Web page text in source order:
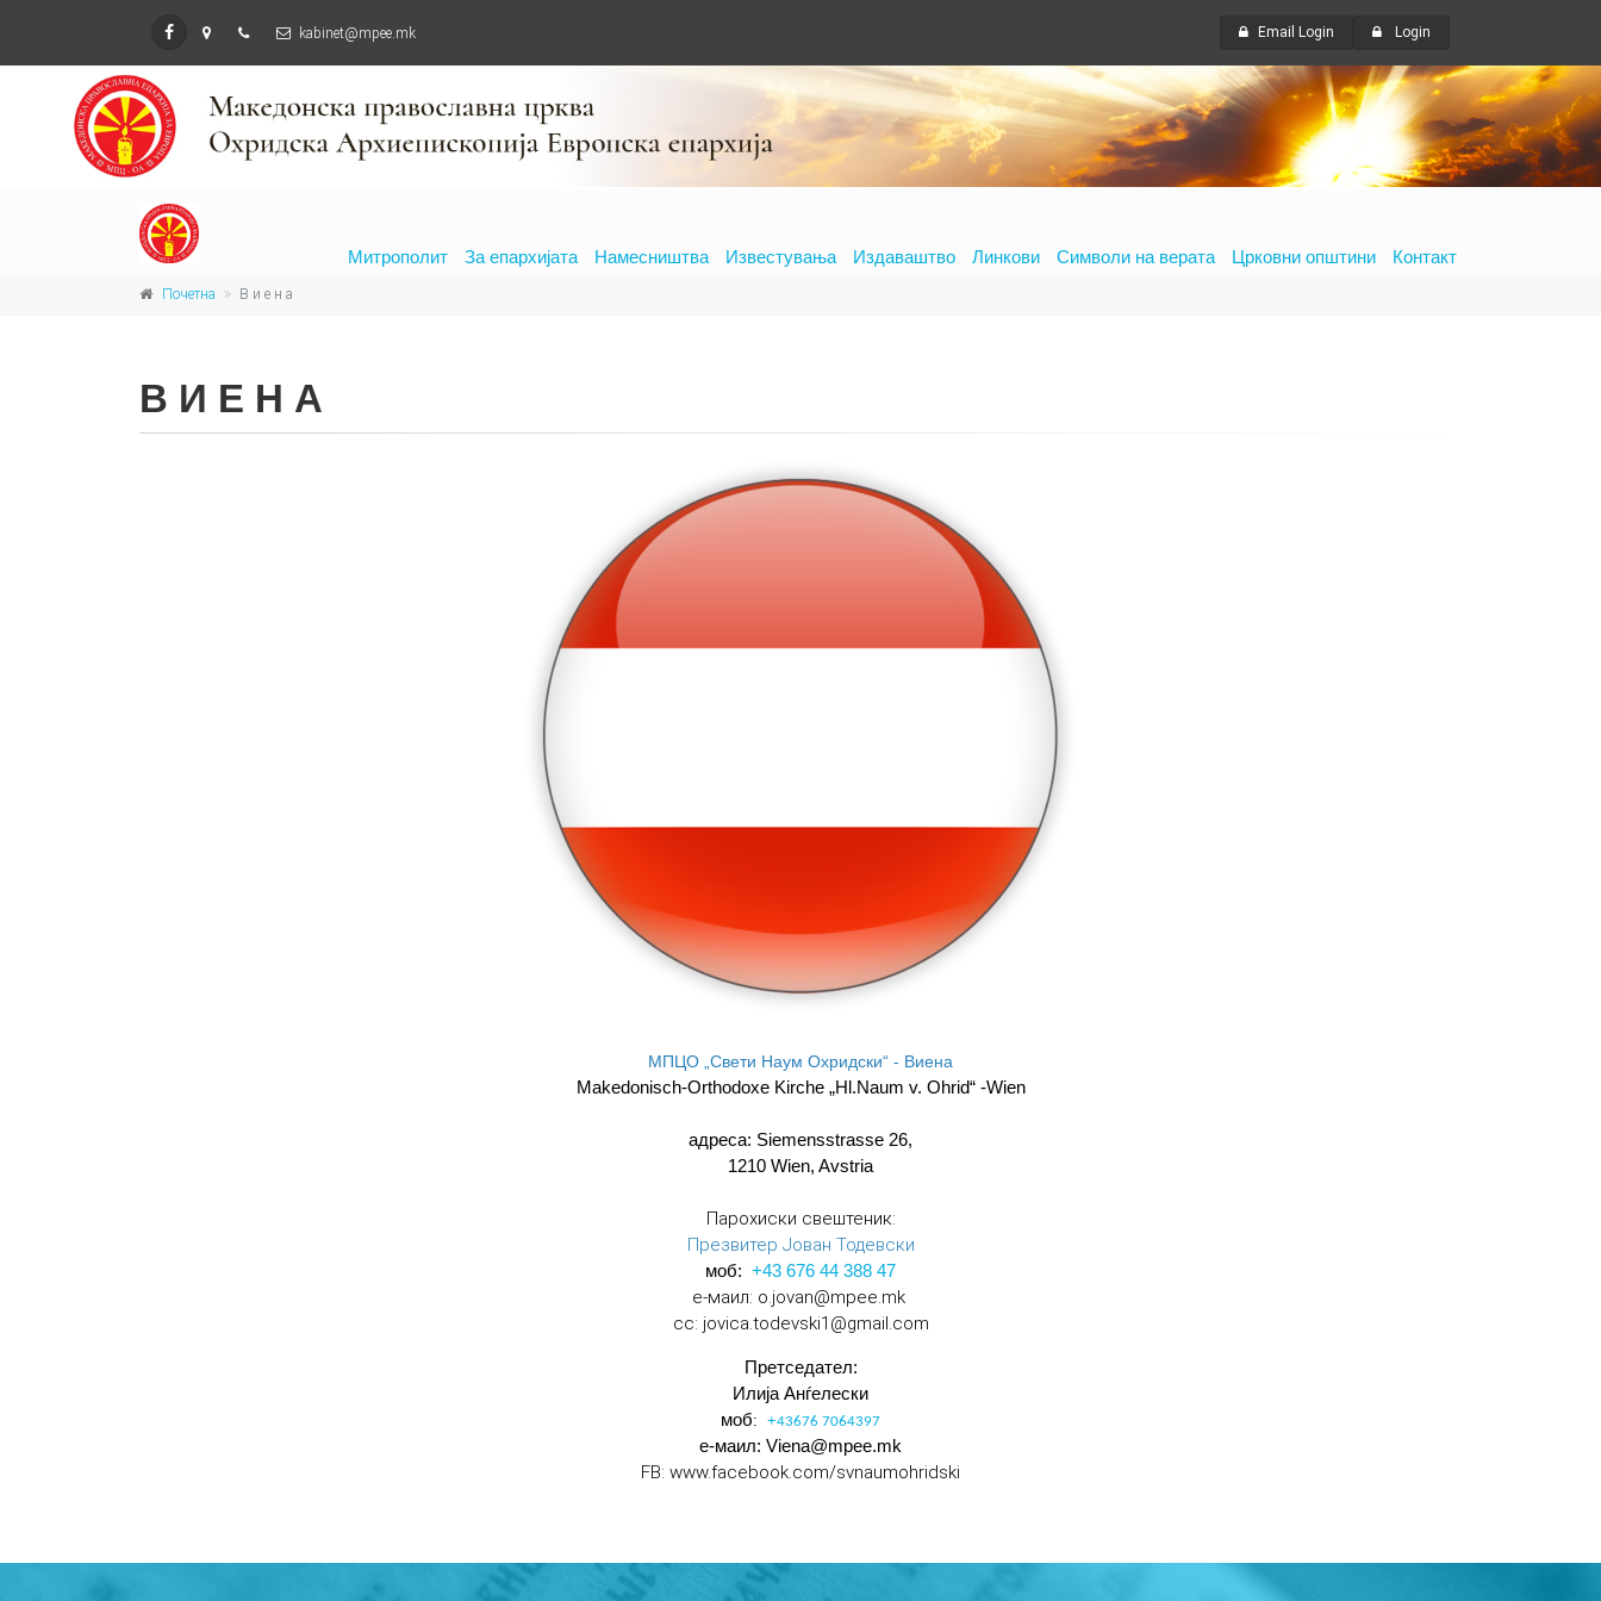
kabinet@mpee.mk Email Login Login
Митрополит За епархијата Намесништва Известувања Издаваштво Линкови Символи на верата Црковни општини Контакт
Почетна В и е н а
В И Е Н А
МПЦО „Свети Наум Охридски“ - Виена
Makedonisch-Orthodoxe Kirche „Hl.Naum v. Ohrid“ -Wien
адреса: Siemensstrasse 26,
1210 Wien, Avstria
Парохиски свештеник:
Презвитер Јован Тодевски
моб: +43 676 44 388 47
е-маил: o.jovan@mpee.mk
cc: jovica.todevski1@gmail.com
Претседател:
Илија Анѓелески
моб: +43676 7064397
е-маил: Viena@mpee.mk
FB: www.facebook.com/svnaumohridski